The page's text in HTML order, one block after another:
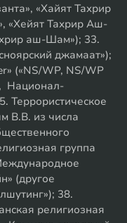
«Хайят Тахрир
«Хейят Тахрир Аш-
аш-Шам»); 33.
джамаат»);
(«NS/WP, NS/WP
Национал-
Террористическое
В.В. из числа
группа
(другое
38.
религиозная